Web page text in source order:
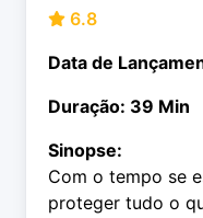
6.8
Data de
Duração: 39 Min
Sinopse:
Com o tempo se
proteger tudo o